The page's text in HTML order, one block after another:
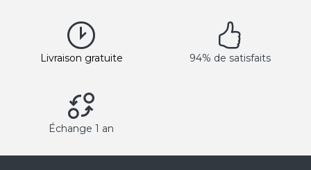
Livraison gratuite 94% de satisfaits
Échange 1 an